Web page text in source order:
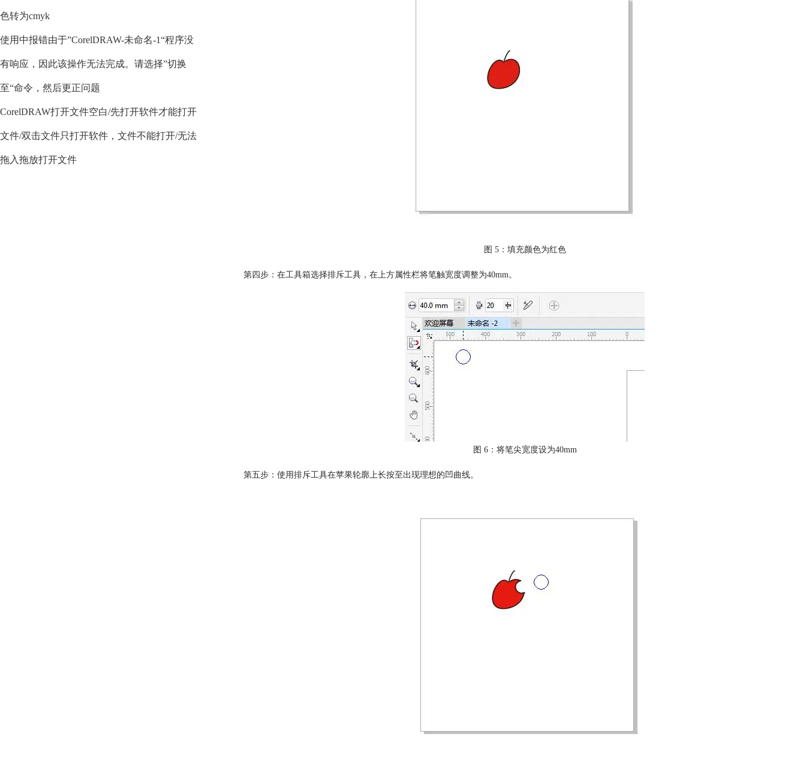
色转为cmyk
使用中报错由于”CorelDRAW-未命名-1“程序没
有响应，因此该操作无法完成。请选择”切换
至“命令，然后更正问题
CorelDRAW打开文件空白/先打开软件才能打开
文件/双击文件只打开软件，文件不能打开/无法
拖入拖放打开文件
图 5：填充颜色为红色
第四步：在工具箱选择排斥工具，在上方属性栏将笔触宽度调整为40mm。
图 6：将笔尖宽度设为40mm
第五步：使用排斥工具在苹果轮廓上长按至出现理想的凹曲线。